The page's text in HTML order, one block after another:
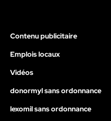
Contenu publicitaire
Emplois locaux
Vidéos
donormyl sans ordonnance
lexomil sans ordonnance